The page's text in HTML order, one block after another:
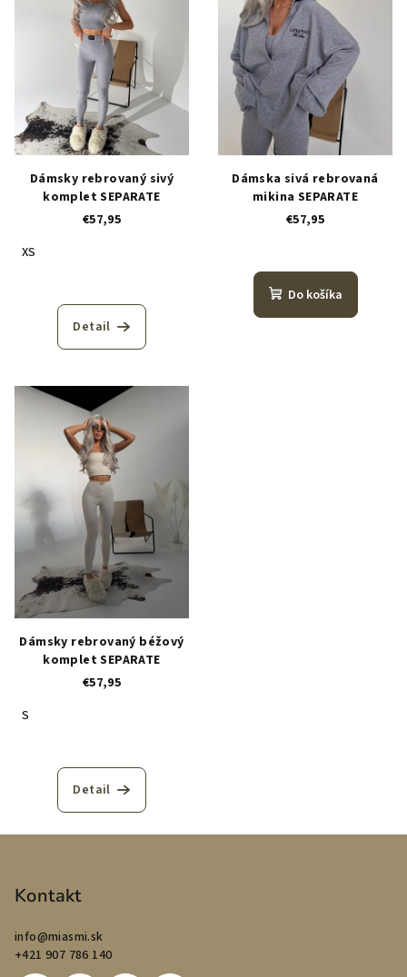
Dámsky rebrovaný sivý
komplet SEPARATE
€57,95
XS
Detail
Dámska sivá rebrovaná
mikina SEPARATE
€57,95
Do košíka
Dámsky rebrovaný béžový
komplet SEPARATE
€57,95
S
Detail
Kontakt
info@miasmi.sk
+421 907 786 140